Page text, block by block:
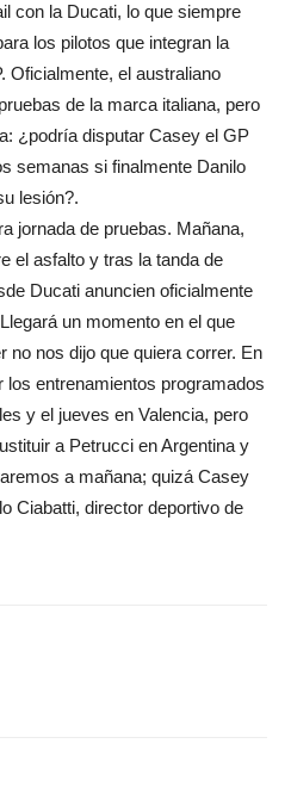
con la Ducati, lo que siempre
los pilotos que integran la
Oficialmente, el australiano
de la marca italiana, pero
¿podría disputar Casey el GP
semanas si finalmente Danilo
lesión?.
jornada de pruebas. Mañana,
el asfalto y tras la tanda de
Ducati anuncien oficialmente
un momento en el que
no nos dijo que quiera correr. En
los entrenamientos programados
y el jueves en Valencia, pero
a Petrucci en Argentina y
a mañana; quizá Casey
Ciabatti, director deportivo de